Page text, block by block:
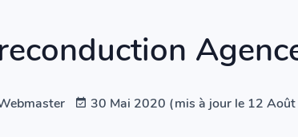
30 Mai 2020 (mis à jour le 12